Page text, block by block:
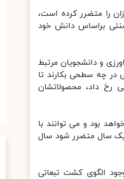
را متضرر کرده است،
براساس دانش خود
و دانشجویان مرتبط
چه سطحی بکارند تا
داد، محصولاتشان
بود و می توانند با
سال متضرر شود سال
الگوی کشت تبعاتی